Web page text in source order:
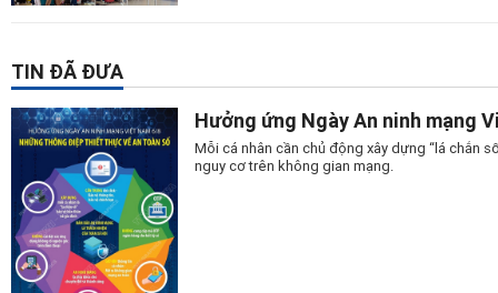
TIN ĐÃ ĐƯA
Hưởng ứng Ngày An ninh mạng
Mỗi cá nhân cần chủ động xây dựng “lá chắn
nguy cơ trên không gian mạng.